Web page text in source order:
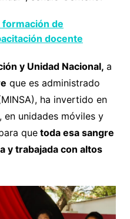
formación de
docente
y Unidad Nacional, a
que es administrado
ha invertido en
unidades móviles y
quetoda esa sangre
y trabajada con altos